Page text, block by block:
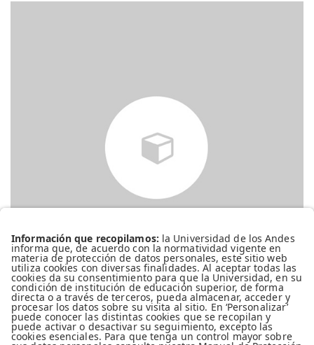
Diablos, animales y extraterrestres